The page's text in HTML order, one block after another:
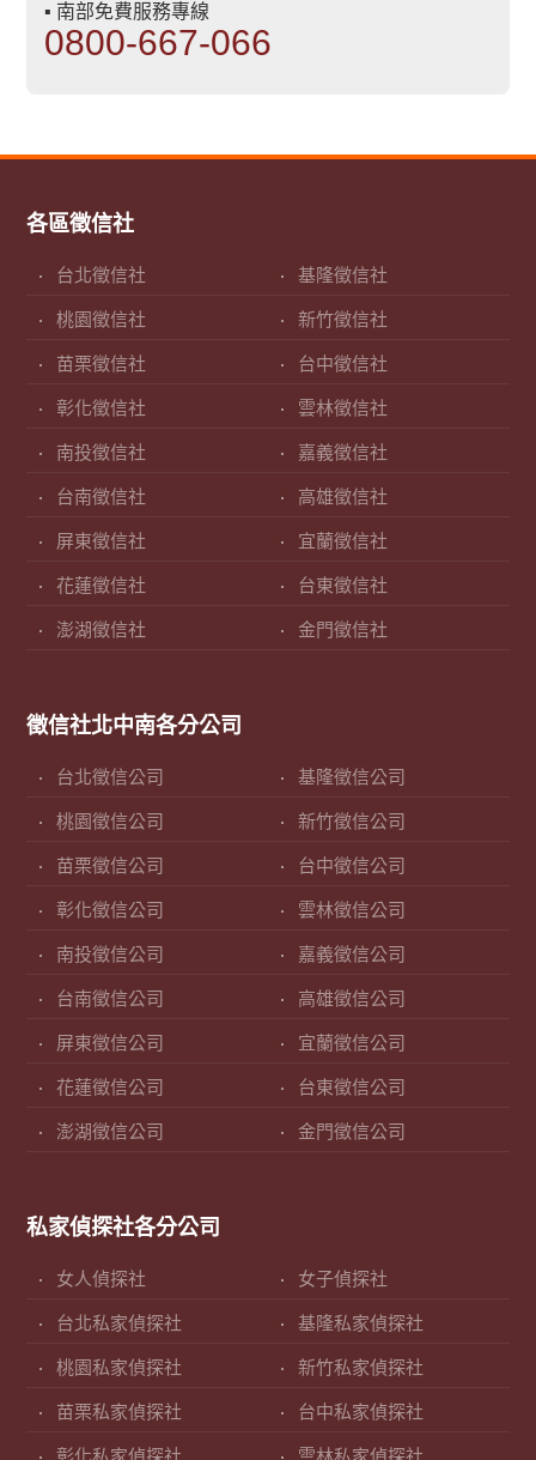
▪ 南部免費服務專線
0800-667-066
各區徵信社
台北徵信社 基隆徵信社
桃園徵信社 新竹徵信社
苗栗徵信社 台中徵信社
彰化徵信社 雲林徵信社
南投徵信社 嘉義徵信社
台南徵信社 高雄徵信社
屏東徵信社 宜蘭徵信社
花蓮徵信社 台東徵信社
澎湖徵信社 金門徵信社
徵信社北中南各分公司
台北徵信公司 基隆徵信公司
桃園徵信公司 新竹徵信公司
苗栗徵信公司 台中徵信公司
彰化徵信公司 雲林徵信公司
南投徵信公司 嘉義徵信公司
台南徵信公司 高雄徵信公司
屏東徵信公司 宜蘭徵信公司
花蓮徵信公司 台東徵信公司
澎湖徵信公司 金門徵信公司
私家偵探社各分公司
女人偵探社 女子偵探社
台北私家偵探社 基隆私家偵探社
桃園私家偵探社 新竹私家偵探社
苗栗私家偵探社 台中私家偵探社